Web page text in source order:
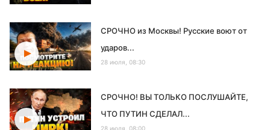
СРОЧНО из Москвы! Русские воют от
ударов...
28 июля, 08:30
СРОЧНО! ВЫ ТОЛЬКО ПОСЛУШАЙТЕ,
ЧТО ПУТИН СДЕЛАЛ...
28 июля, 08:00